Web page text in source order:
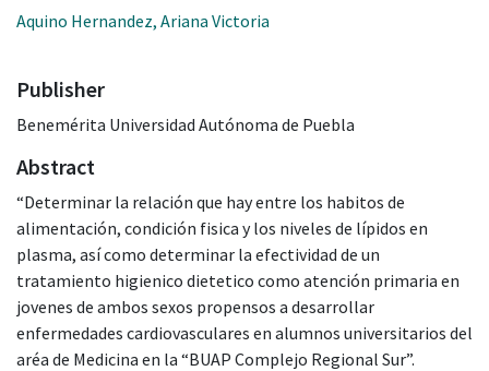
Aquino Hernandez, Ariana Victoria
Publisher
Benemérita Universidad Autónoma de Puebla
Abstract
“Determinar la relación que hay entre los habitos de
alimentación, condición fisica y los niveles de lípidos en
plasma, así como determinar la efectividad de un
tratamiento higienico dietetico como atención primaria en
jovenes de ambos sexos propensos a desarrollar
enfermedades cardiovasculares en alumnos universitarios del
aréa de Medicina en la “BUAP Complejo Regional Sur”.